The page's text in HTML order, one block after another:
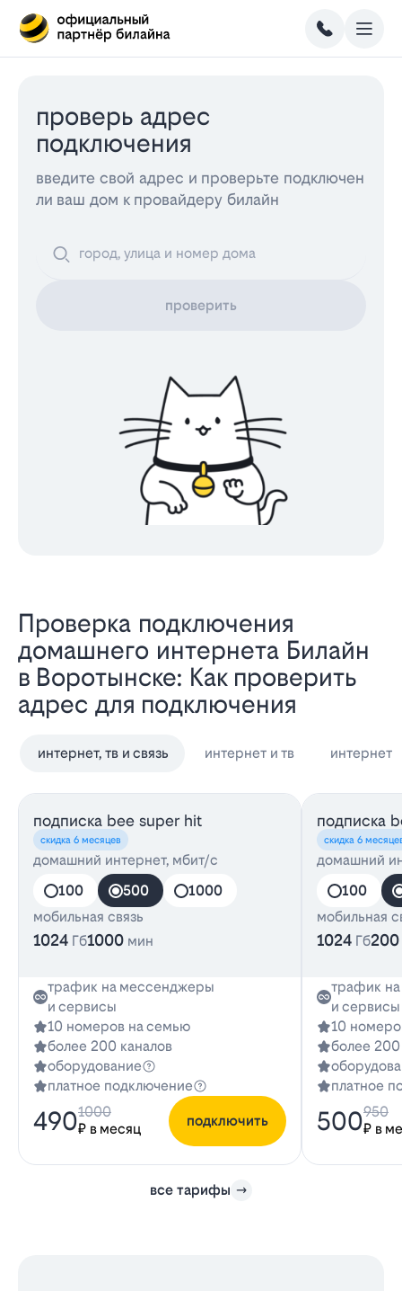
проверь адрес
подключения
введите свой адрес и проверьте подключен
ли ваш дом к провайдеру билайн
проверить
Проверка подключения
домашнего интернета Билайн
в Воротынске: Как проверить
адрес для подключения
интернет, тв и связь интернет и тв интернет
подписка bee super hit
скидка 6 месяцев
домашний интернет, мбит/с
100
500
1000
мобильная связь
1024 Гб1000 мин
трафик на мессенджеры
и сервисы
10 номеров на семью
более 200 каналов
оборудование
платное подключение
490₽ в месяц
1000
подключить
подписка
скидка 6
домашний
100
мобильная
1024 Гб200
трафик
и сервисы
10
более 200
платное
500₽ в
950
все тарифы